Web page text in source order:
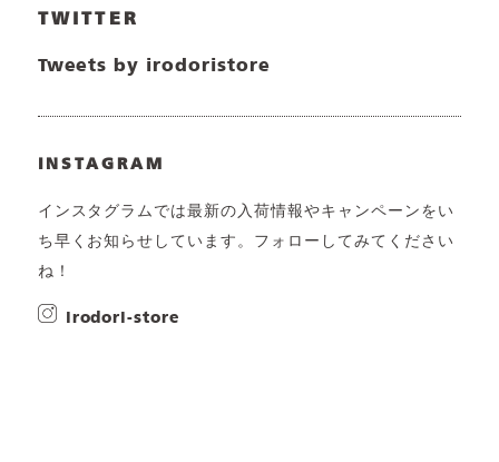
TWITTER
Tweets by irodoristore
INSTAGRAM
インスタグラムでは最新の入荷情報やキャンペーンをい
ち早くお知らせしています。フォローしてみてください
ね！
irodori-store